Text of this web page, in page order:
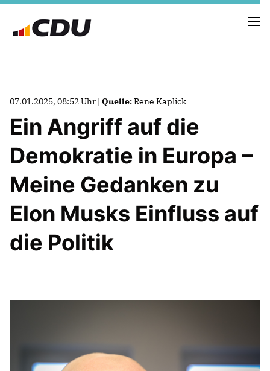
NEUIGKEITEN
PRESSE
VORSTAND
UNSERE GEMEINDEVERTRETER
07.01.2025, 08:52 Uhr | Quelle:Rene Kaplick
Ein Angriff auf die
Demokratie in Europa –
Meine Gedanken zu
Elon Musks Einfluss auf
die Politik